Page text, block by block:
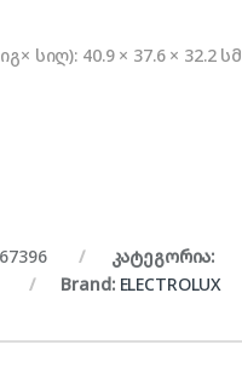
სიღ): 40.9 × 37.6 × 32.2 სმ
კატეგორია:
Brand: ELECTROLUX